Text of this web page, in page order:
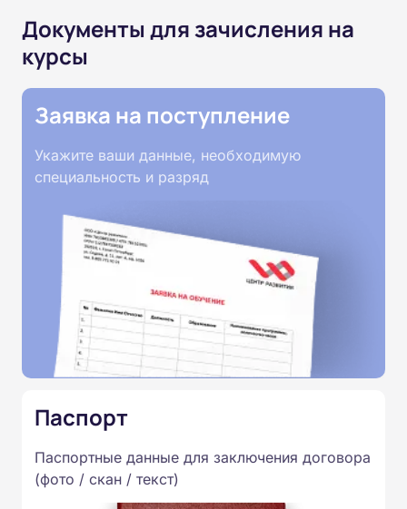
Документы для зачисления на
курсы
Заявка на поступление
Укажите ваши данные, необходимую
специальность и разряд
Паспорт
Паспортные данные для заключения договора
(фото / скан / текст)